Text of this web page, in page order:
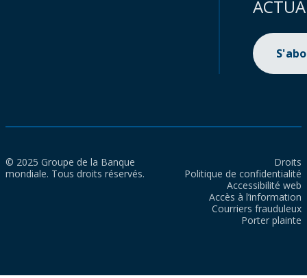
© 2025 Groupe de la Banque
mondiale. Tous droits réservés.
Droits
Politique de confidentialité
Accessibilité web
Accès à l’information
Courriers frauduleux
Porter plainte